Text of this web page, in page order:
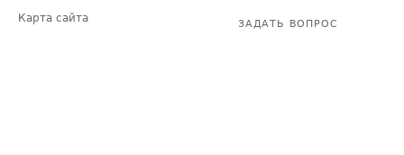
Карта сайта
ЗАДАТЬ ВОПРОС